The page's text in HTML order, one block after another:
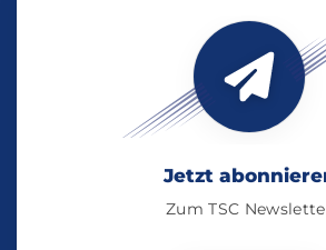
Jetzt
Zum TSC